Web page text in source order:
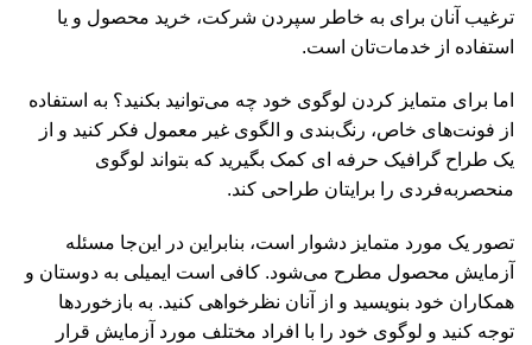
ترغیب آنان برای به خاطر سپردن شرکت، خرید محصول و یا
استفاده از خدمات‌تان است.
اما برای متمایز کردن لوگوی خود چه می‌توانید بکنید؟ به استفاده
از فونت‌های خاص، رنگ‌بندی و الگوی غیر معمول فکر کنید و از
یک طراح گرافیک حرفه ای کمک بگیرید که بتواند لوگوی
منحصربه‌فردی را برایتان طراحی کند.
تصور یک مورد متمایز دشوار است، بنابراین در این‌جا مسئله
آزمایش محصول مطرح می‌شود. کافی است ایمیلی به دوستان و
همکاران خود بنویسید و از آنان نظرخواهی کنید. به بازخوردها
توجه کنید و لوگوی خود را با افراد مختلف مورد آزمایش قرار